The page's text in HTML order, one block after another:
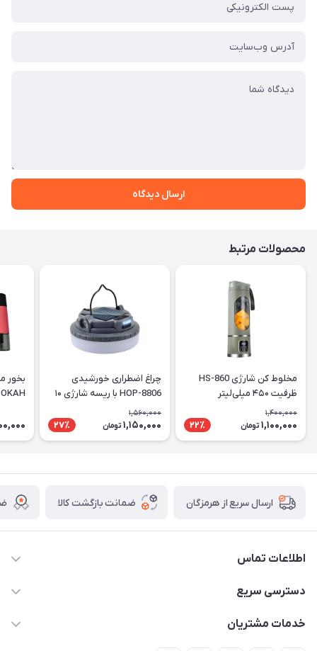
ارسال دیدگاه
محصولات مرتبط
مخلوط کن شارژی HS-860
ظرفیت ۴۵۰ میلی‌لیتر
1,400,000
1,100,000 تومان 22٪
چراغ اضطراری خورشیدی
HOP-8806 با ریسه شارژی ۱۰
1,560,000
1,150,000 تومان 27٪
بخور
ارسال سریع از هرمزگان ضمانت بازگشت کالا
اطلاعات تماس
09170079505
دسترسی سریع
حساب کاربری
خدمات مشتریان